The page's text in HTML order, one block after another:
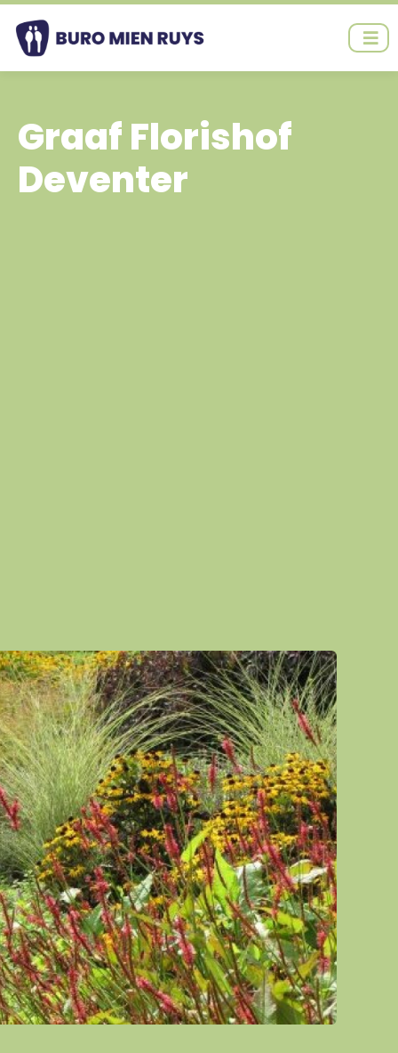
Ga
naar
inhoud
Graaf Florishof
Deventer